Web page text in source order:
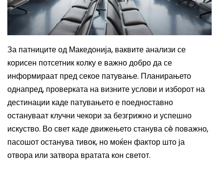
За патниците од Македонија, ваквите анализи се
корисен потсетник колку е важно добро да се
информираат пред секое патување. Планирањето
однапред, проверката на визните услови и изборот на
дестинации каде патувањето е поедноставно
остануваат клучни чекори за безгрижно и успешно
искуство. Во свет каде движењето станува сè поважно,
пасошот останува тивок, но моќен фактор што ја
отвора или затвора вратата кон светот.